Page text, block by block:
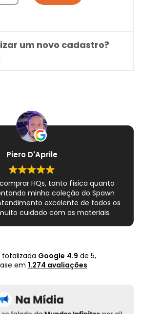
um novo cadastro?
Piero D'Aprile
HQs, tanto física quanto
minha coleção do Spawn
excelente de todos os
cuidado com os materiais.
totalizada Google 4.9 de 5,
em 1.274 avaliações